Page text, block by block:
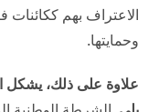
الاعتراف بهم
وحمايتها.
علاوة على ذلك، يشكل